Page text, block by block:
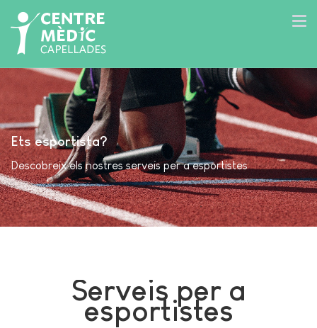
Ets esportista?
Descobreix els nostres serveis per a esportistes
Serveis per a
esportistes